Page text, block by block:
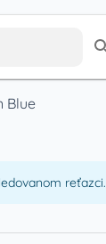
Blue
reťazci.